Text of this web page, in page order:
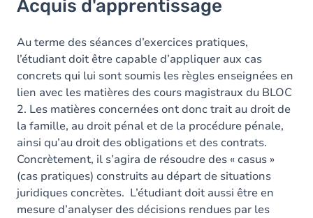
Contenu
Acquis d'apprentissage
Au terme des séances d’exercices pratiques,
l’étudiant doit être capable d’appliquer aux cas
concrets qui lui sont soumis les règles enseignées en
lien avec les matières des cours magistraux du BLOC
2. Les matières concernées ont donc trait au droit de
la famille, au droit pénal et de la procédure pénale,
ainsi qu’au droit des obligations et des contrats.
Concrètement, il s’agira de résoudre des « casus »
(cas pratiques) construits au départ de situations
juridiques concrètes. L’étudiant doit aussi être en
mesure d’analyser des décisions rendues par les